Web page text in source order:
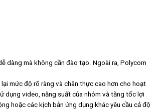
dàng mà không cần đào tạo. Ngoài ra, Polycom
mức độ rõ ràng và chân thực cao hơn cho hoạt
dụng video, năng suất của nhóm và tăng tốc lợi
hoặc các kịch bản ứng dụng khác yêu cầu cả độ